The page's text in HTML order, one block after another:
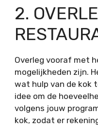
2.
Overleg vooraf met
mogelijkheden zijn.
wat hulp van de kok
idee om de
volgens jouw
kok, zodat er